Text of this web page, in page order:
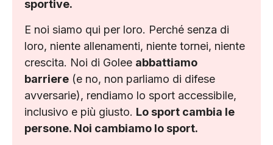
sportive.
E noi siamo qui per loro. Perché senza di
loro, niente allenamenti, niente tornei, niente
crescita. Noi di Golee abbattiamo
barriere (e no, non parliamo di difese
avversarie), rendiamo lo sport accessibile,
inclusivo e più giusto. Lo sport cambia le
persone. Noi cambiamo lo sport.